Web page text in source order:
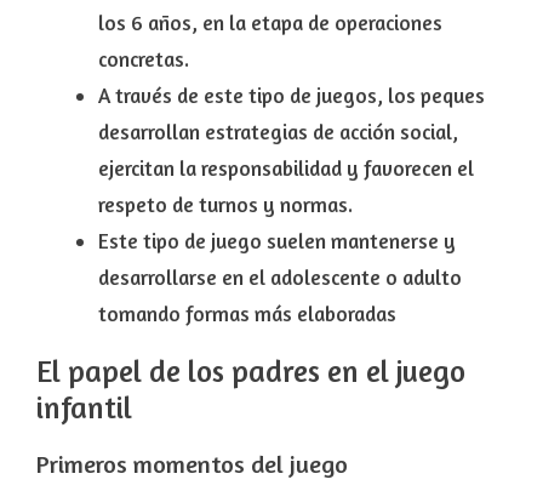
los 6 años, en la etapa de operaciones
concretas.
A través de este tipo de juegos, los peques
desarrollan estrategias de acción social,
ejercitan la responsabilidad y favorecen el
respeto de turnos y normas.
Este tipo de juego suelen mantenerse y
desarrollarse en el adolescente o adulto
tomando formas más elaboradas
El papel de los padres en el juego
infantil
Primeros momentos del juego